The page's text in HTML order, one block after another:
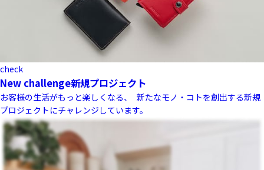
check
New challenge新規プロジェクト
お客様の生活がもっと楽しくなる、 新たなモノ・コトを創出する新規
プロジェクトにチャレンジしています。